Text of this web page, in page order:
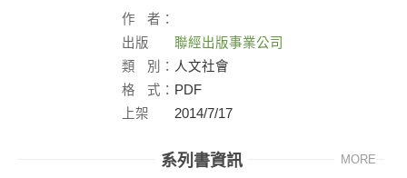
作
者：
出版
社：
聯經出版事業公司
類
別： 人文社會
格
式： PDF
上架
2014/7/17
系列書資訊 MORE